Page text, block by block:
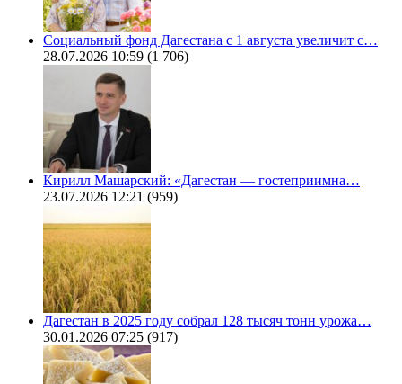
Социальный фонд Дагестана с 1 августа увеличит с…
28.07.2026 10:59 (1 706)
Кирилл Машарский: «Дагестан — гостеприимна…
23.07.2026 12:21 (959)
Дагестан в 2025 году собрал 128 тысяч тонн урожа…
30.01.2026 07:25 (917)